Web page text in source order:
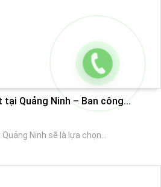
Quảng Ninh – Ban công...
Ninh sẽ là lựa chọn...